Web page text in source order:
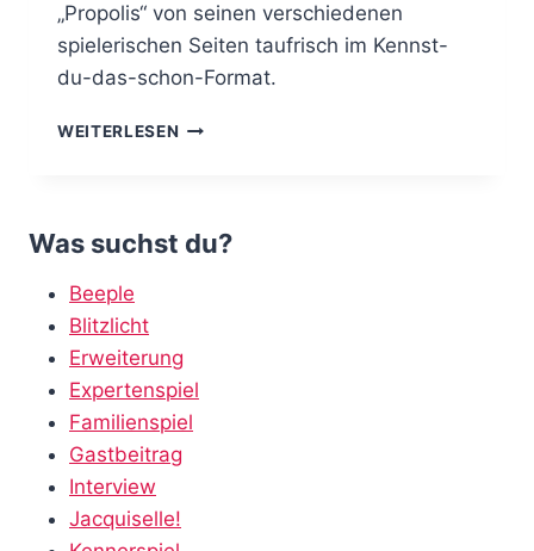
„Propolis“ von seinen verschiedenen
spielerischen Seiten taufrisch im Kennst-
du-das-schon-Format.
WEITERLESEN KENNST
PROPOLIS
Was suchst du?
Beeple
Blitzlicht
Erweiterung
Expertenspiel
Familienspiel
Gastbeitrag
Interview
Jacquiselle!